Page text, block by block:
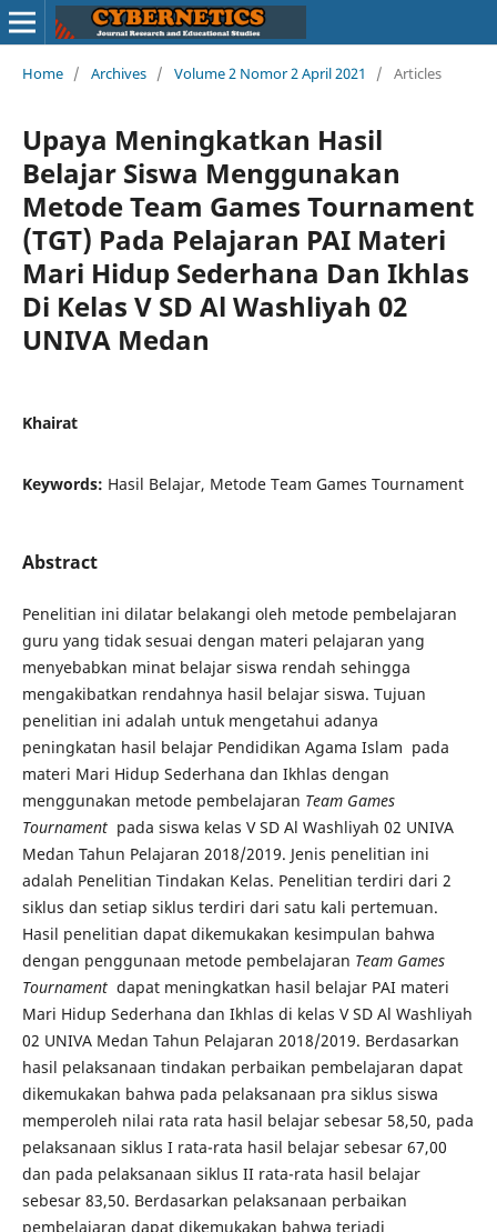
Home / Archives / Volume 2 Nomor 2 April 2021 / Articles
Upaya Meningkatkan Hasil
Belajar Siswa Menggunakan
Metode Team Games Tournament
(TGT) Pada Pelajaran PAI Materi
Mari Hidup Sederhana Dan Ikhlas
Di Kelas V SD Al Washliyah 02
UNIVA Medan
Khairat
Keywords: Hasil Belajar, Metode Team Games Tournament
Abstract
Penelitian ini dilatar belakangi oleh metode pembelajaran
guru yang tidak sesuai dengan materi pelajaran yang
menyebabkan minat belajar siswa rendah sehingga
mengakibatkan rendahnya hasil belajar siswa. Tujuan
penelitian ini adalah untuk mengetahui adanya
peningkatan hasil belajar Pendidikan Agama Islam pada
materi Mari Hidup Sederhana dan Ikhlas dengan
menggunakan metode pembelajaran Team Games
Tournamentpada siswa kelas V SD Al Washliyah 02 UNIVA
Medan Tahun Pelajaran 2018/2019. Jenis penelitian ini
adalah Penelitian Tindakan Kelas. Penelitian terdiri dari 2
siklus dan setiap siklus terdiri dari satu kali pertemuan.
Hasil penelitian dapat dikemukakan kesimpulan bahwa
dengan penggunaan metode pembelajaran Team Games
Tournamentdapat meningkatkan hasil belajar PAI materi
Mari Hidup Sederhana dan Ikhlas di kelas V SD Al Washliyah
02 UNIVA Medan Tahun Pelajaran 2018/2019. Berdasarkan
hasil pelaksanaan tindakan perbaikan pembelajaran dapat
dikemukakan bahwa pada pelaksanaan pra siklus siswa
memperoleh nilai rata rata hasil belajar sebesar 58,50, pada
pelaksanaan siklus I rata-rata hasil belajar sebesar 67,00
dan pada pelaksanaan siklus II rata-rata hasil belajar
sebesar 83,50. Berdasarkan pelaksanaan perbaikan
pembelajaran dapat dikemukakan bahwa terjadi